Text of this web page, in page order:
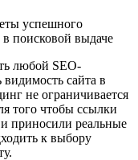
любой SEO-
видимость сайта в
не ограничивается
того чтобы ссылки
приносили реальные
к выбору